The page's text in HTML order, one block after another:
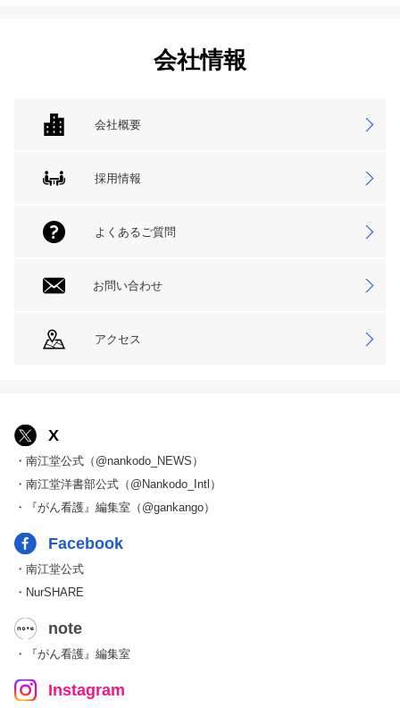
会社情報
会社概要
採用情報
よくあるご質問
お問い合わせ
アクセス
X
・南江堂公式（@nankodo_NEWS）
・南江堂洋書部公式（@Nankodo_Intl）
・『がん看護』編集室（@gankango）
Facebook
・南江堂公式
・NurSHARE
note
・『がん看護』編集室
Instagram